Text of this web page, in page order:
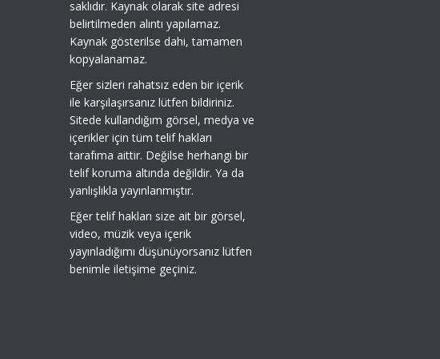
saklıdır. Kaynak olarak site adresi
belirtilmeden alıntı yapılamaz.
Kaynak gösterilse dahi, tamamen
kopyalanamaz.
Eğer sizleri rahatsız eden bir içerik
ile karşılaşırsanız lütfen bildiriniz.
Sitede kullandığım görsel, medya ve
içerikler için tüm telif hakları
tarafıma aittir. Değilse herhangi bir
telif koruma altında değildir. Ya da
yanlışlıkla yayınlanmıştır.
Eğer telif hakları size ait bir görsel,
video, müzik veya içerik
yayınladığımı düşünüyorsanız lütfen
benimle iletişime geçiniz.